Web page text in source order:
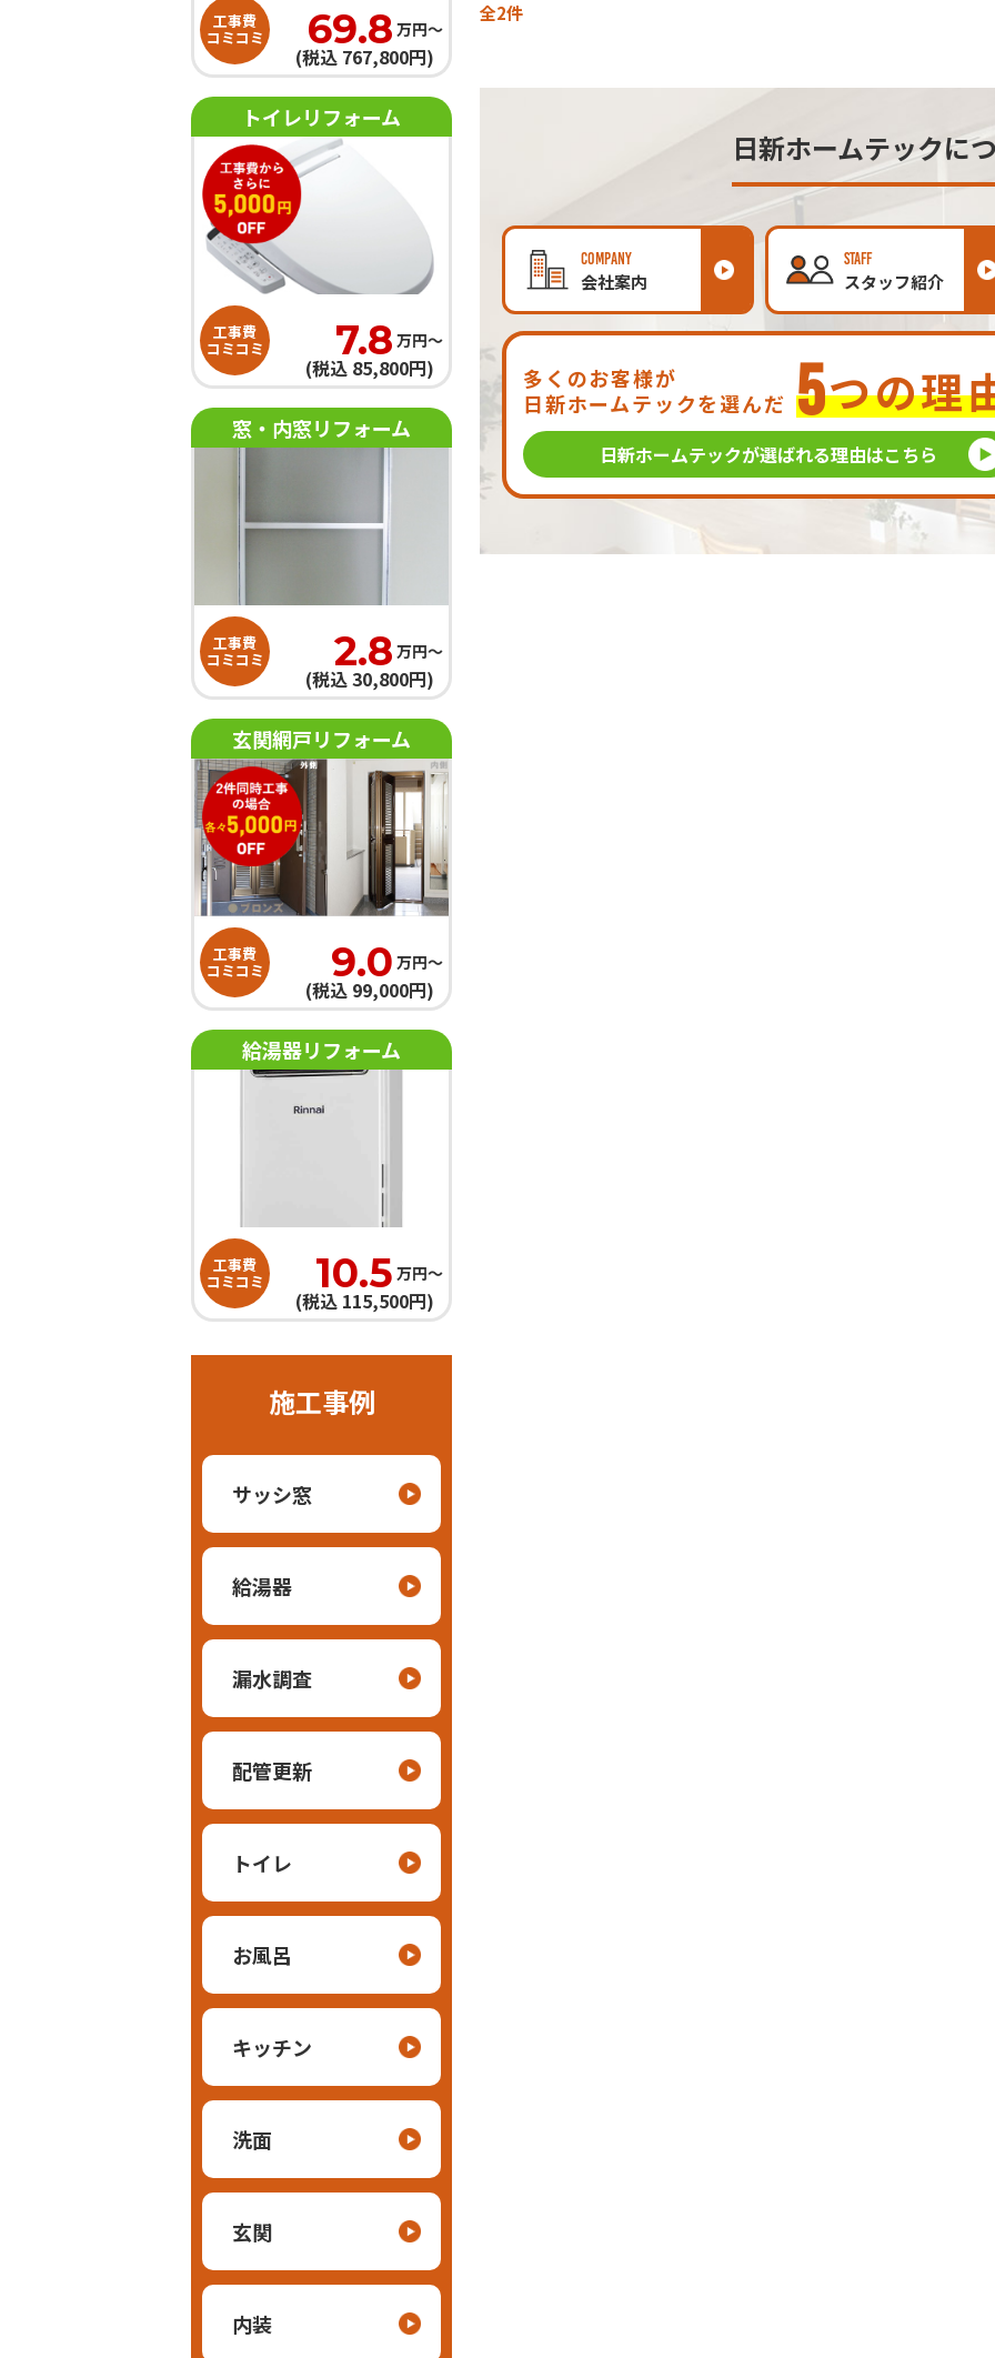
全2件
日新ホームテックに
COMPANY
会社案内
STAFF
スタッフ紹介
多くのお客様が
日新ホームテックを選んだ 5つの理
日新ホームテックが選ばれる理由はこちら
工事費
コミコミ 69.8 万円〜
(税込 767,800円)
トイレリフォーム
工事費
コミコミ 7.8 万円〜
(税込 85,800円)
窓・内窓リフォーム
工事費
コミコミ 2.8 万円〜
(税込 30,800円)
玄関網戸リフォーム
工事費
コミコミ 9.0 万円〜
(税込 99,000円)
給湯器リフォーム
工事費
コミコミ 10.5 万円〜
(税込 115,500円)
施工事例
サッシ窓
給湯器
漏水調査
配管更新
トイレ
お風呂
キッチン
洗面
玄関
内装